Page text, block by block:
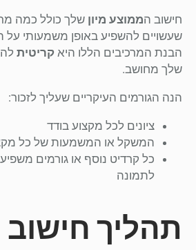
חישוב הממוצע מיון שלך כולל כמה
שעשויים להשפיע באופן משמעותי על
הבנת המרכיבים הללו היא קריטית
שלך מחושב.
הנה הגורמים העיקריים שעליך לזכור:
ציונים לכל מקצוע בודד
המשקל או המשמעות של כל
כל קרדיט נוסף או גורמים
לתמונה
תהליך חישוב